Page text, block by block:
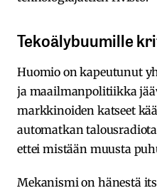
Tekoälybuumille
Huomio on kapeutunut
ja maailmanpolitiikka
markkinoiden katseet
automatkan
ettei mistään muusta
Mekanismi on hänestä